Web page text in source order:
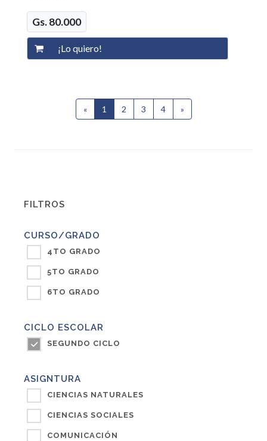
Gs. 80.000
« 1 (current)
2 3 4 »
FILTROS
CURSO/GRADO
4TO GRADO
5TO GRADO
6TO GRADO
CICLO ESCOLAR
SEGUNDO CICLO
ASIGNTURA
CIENCIAS NATURALES
CIENCIAS SOCIALES
COMUNICACIÓN